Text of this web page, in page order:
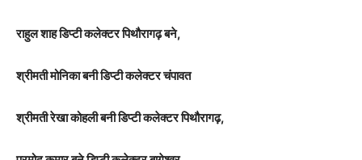
राहुल शाह डिप्टी कलेक्टर पिथौरागढ़ बने,
श्रीमती मोनिका बनी डिप्टी कलेक्टर चंपावत
श्रीमती रेखा कोहली बनी डिप्टी कलेक्टर पिथौरागढ़,